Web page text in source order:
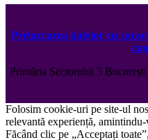
Prelucrarea datelor cu
Primăria Sectorului 5 București
Folosim cookie-uri pe site-ul
relevantă experiență,
Făcând clic pe „Acceptați